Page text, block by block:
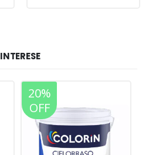
20%
OFF
35%
OFF